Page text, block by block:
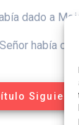
dado a
había